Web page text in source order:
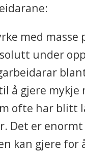
med masse
under
å gjere mykje
ofte har blitt
Det er
kan gjere for